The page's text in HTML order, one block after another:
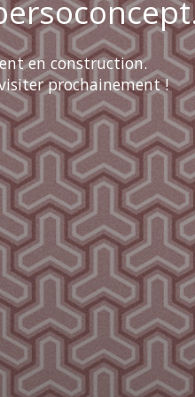
en construction.
prochainement !